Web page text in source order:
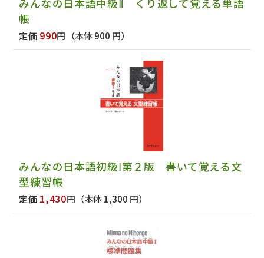
みんなの日本語中級Ⅱ くり返して覚える単語
帳
定価 990円 （本体 900 円）
みんなの日本語初級Ⅰ第２版 書いて覚える文
型練習帳
定価 1,430円 （本体 1,300 円）